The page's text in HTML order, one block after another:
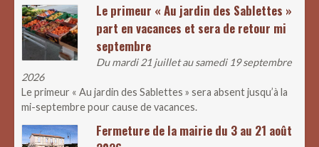
Le primeur « Au jardin des Sablettes »
part en vacances et sera de retour mi
septembre
Du mardi 21 juillet au samedi 19 septembre
2026
Le primeur « Au jardin des Sablettes » sera absent jusqu’à la
mi-septembre pour cause de vacances.
Fermeture de la mairie du 3 au 21 août